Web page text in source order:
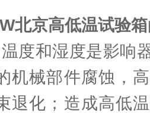
北京高低温试验箱
和湿度是影响器
机械部件腐蚀，
退化；造成高低